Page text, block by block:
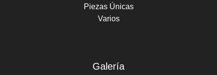
Piezas Únicas
Varios
Galería